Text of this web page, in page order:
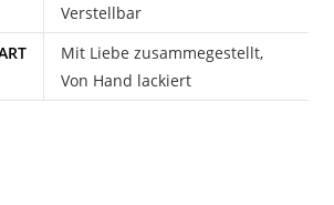
Verstellbar
Mit Liebe zusammegestellt,
Von Hand lackiert